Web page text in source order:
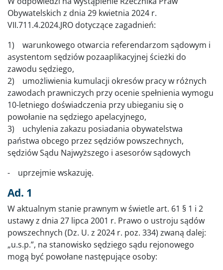
Obywatelskich z dnia 29 kwietnia 2024 r.
VII.711.4.2024.JRO dotyczące zagadnień:
1) warunkowego otwarcia referendarzom sądowym i
asystentom sędziów pozaaplikacyjnej ścieżki do
zawodu sędziego,
2) umożliwienia kumulacji okresów pracy w różnych
zawodach prawniczych przy ocenie spełnienia wymogu
10-letniego doświadczenia przy ubieganiu się o
powołanie na sędziego apelacyjnego,
3) uchylenia zakazu posiadania obywatelstwa
państwa obcego przez sędziów powszechnych,
sędziów Sądu Najwyższego i asesorów sądowych
- uprzejmie wskazuję.
Ad. 1
W aktualnym stanie prawnym w świetle art. 61 § 1 i 2
ustawy z dnia 27 lipca 2001 r. Prawo o ustroju sądów
powszechnych (Dz. U. z 2024 r. poz. 334) zwaną dalej:
„u.s.p.”, na stanowisko sędziego sądu rejonowego
mogą być powołane następujące osoby: